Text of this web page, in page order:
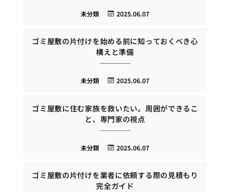
2025.06.07
未分類
ゴミ屋敷の片付けを始める前に知っておくべき心
構えと準備
2025.06.07
未分類
ゴミ屋敷に住む家族を救いたい。周囲ができるこ
と、専門家の視点
2025.06.07
未分類
ゴミ屋敷の片付けを業者に依頼する際の見積もり
完全ガイド